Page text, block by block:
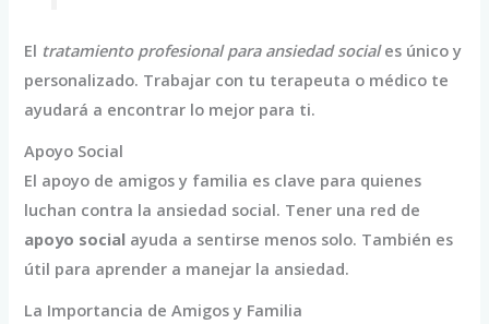
El tratamiento profesional para ansiedad sociales único y
personalizado. Trabajar con tu terapeuta o médico te
ayudará a encontrar lo mejor para ti.
Apoyo Social
El apoyo de amigos y familia es clave para quienes
luchan contra la ansiedad social. Tener una red de
apoyo social ayuda a sentirse menos solo. También es
útil para aprender a manejar la ansiedad.
La Importancia de Amigos y Familia